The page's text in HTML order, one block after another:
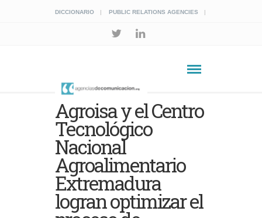
DICCIONARIO PUBLIC RELATIONS AGENCIES
Agroisa y el Centro
Tecnológico
Nacional
Agroalimentario
Extremadura
logran optimizar el